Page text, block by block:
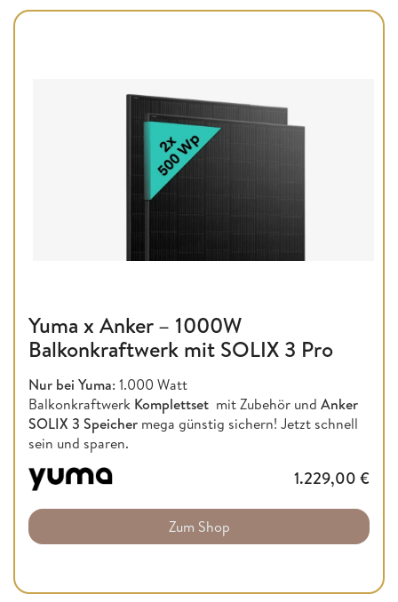
Yuma x Anker – 1000W
Balkonkraftwerk mit SOLIX 3 Pro
Nur bei Yuma: 1.000 Watt
Balkonkraftwerk Komplettset mit Zubehör und Anker
SOLIX 3 Speicher mega günstig sichern! Jetzt schnell
sein und sparen.
1.229,00 €
Zum Shop